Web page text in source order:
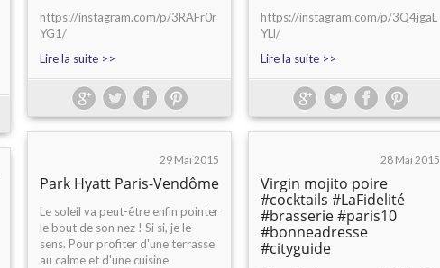
https://instagram.com/p/3RAFr0r
YG1/
Lire la suite >>
https://instagram.com/p/3Q4jgaL
YLl/
Lire la suite >>
29 Mai 2015
Park Hyatt Paris-Vendôme
Le soleil va peut-être enfin pointer
le bout de son nez ! Si si, je le
sens. Pour profiter d'une terrasse
au calme et d'une cuisine
28 Mai 2015
Virgin mojito poire
#cocktails #LaFidelité
#brasserie #paris10
#bonneadresse
#cityguide